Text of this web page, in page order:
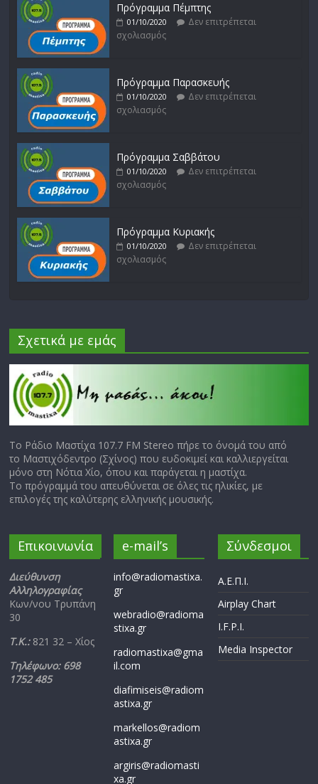
Πρόγραμμα Πέμπτης
01/10/2020
Δεν επιτρέπεται
σχολιασμός
Πρόγραμμα Παρασκευής
01/10/2020
Δεν επιτρέπεται
σχολιασμός
Πρόγραμμα Σαββάτου
01/10/2020
Δεν επιτρέπεται
σχολιασμός
Πρόγραμμα Κυριακής
01/10/2020
Δεν επιτρέπεται
σχολιασμός
Σχετικά με εμάς
Το Ράδιο Μαστίχα 107.7 FM Stereo πήρε το όνομά του από
το Μαστιχόδεντρο (Σχίνος) που ευδοκιμεί και καλλιεργείται
μόνο στη Νότια Χίο, όπου και παράγεται η μαστίχα.
Το πρόγραμμά του απευθύνεται σε όλες τις ηλικίες, με
επιλογές της καλύτερης ελληνικής μουσικής.
Επικοινωνία
Διεύθυνση
Αλληλογραφίας
Κων/νου Τρυπάνη
30
Τ.Κ.: 821 32 – Χίος
Τηλέφωνο: 698
1752 485
e-mail’s
info@radiomastixa.
gr
webradio@radioma
stixa.gr
radiomastixa@gma
il.com
diafimiseis@radiom
astixa.gr
markellos@radiom
astixa.gr
argiris@radiomasti
xa.gr
Σύνδεσμοι
Α.Ε.Π.Ι.
Airplay Chart
I.F.P.I.
Media Inspector